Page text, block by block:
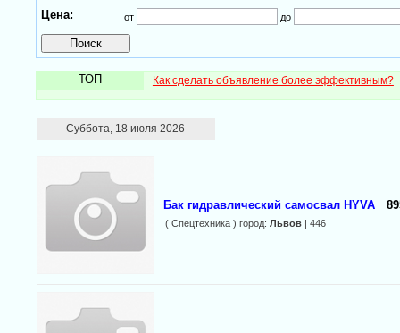
Цена: от до
ТОП Как сделать объявление более эффективным?
Суббота, 18 июля 2026
Бак гидравлический самосвал HYVA
( Спецтехника ) город: Львов| 446